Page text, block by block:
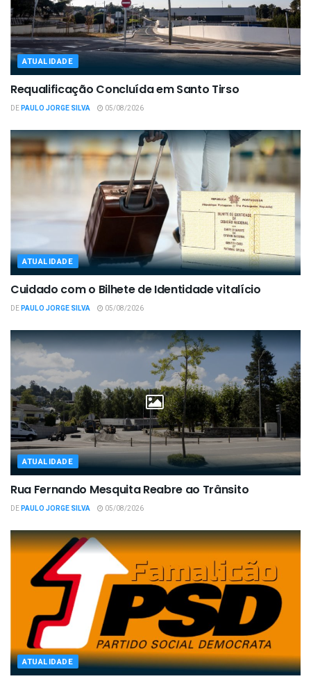
ATUALIDADE
Requalificação Concluída em Santo Tirso
DEPAULO JORGE SILVA 05/08/2026
ATUALIDADE
Cuidado com o Bilhete de Identidade vitalício
DEPAULO JORGE SILVA 05/08/2026
ATUALIDADE
Rua Fernando Mesquita Reabre ao Trânsito
DEPAULO JORGE SILVA 05/08/2026
ATUALIDADE